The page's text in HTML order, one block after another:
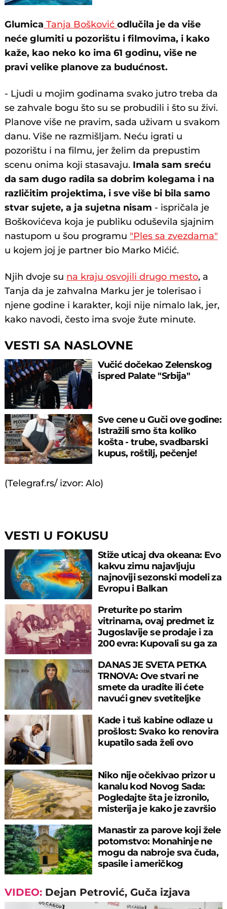
Glumica Tanja Boškovićodlučila je da više
neće glumiti u pozorištu i filmovima, i kako
kaže, kao neko ko ima 61 godinu, više ne
pravi velike planove za budućnost.
- Ljudi u mojim godinama svako jutro treba da
se zahvale bogu što su se probudili i što su živi.
Planove više ne pravim, sada uživam u svakom
danu. Više ne razmišljam. Neću igrati u
pozorištu i na filmu, jer želim da prepustim
scenu onima koji stasavaju. Imala sam sreću
da sam dugo radila sa dobrim kolegama i na
različitim projektima, i sve više bi bila samo
stvar sujete, a ja sujetna nisam - ispričala je
Boškovićeva koja je publiku oduševila sjajnim
nastupom u šou programu "Ples sa zvezdama"
u kojem joj je partner bio Marko Mićić.
Njih dvoje su na kraju osvojili drugo mesto, a
Tanja da je zahvalna Marku jer je tolerisao i
njene godine i karakter, koji nije nimalo lak, jer,
kako navodi, često ima svoje žute minute.
VESTI SA NASLOVNE
Vučić dočekao Zelenskog
ispred Palate "Srbija"
Sve cene u Guči ove godine:
Istražili smo šta koliko
košta - trube, svadbarski
kupus, roštilj, pečenje!
(Telegraf.rs/ izvor: Alo)
VESTI U FOKUSU
Stiže uticaj dva okeana: Evo
kakvu zimu najavljuju
najnoviji sezonski modeli za
Evropu i Balkan
Preturite po starim
vitrinama, ovaj predmet iz
Jugoslavije se prodaje i za
200 evra: Kupovali su ga za
DANAS JE SVETA PETKA
TRNOVA: Ove stvari ne
smete da uradite ili ćete
navući gnev svetiteljke
Kade i tuš kabine odlaze u
prošlost: Svako ko renovira
kupatilo sada želi ovo
Niko nije očekivao prizor u
kanalu kod Novog Sada:
Pogledajte šta je izronilo,
misterija je kako je završio
Manastir za parove koji žele
potomstvo: Monahinje ne
mogu da nabroje sva čuda,
spasile i američkog
VIDEO: Dejan Petrović, Guča izjava